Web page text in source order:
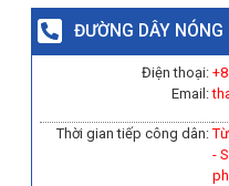
ĐƯỜNG DÂY NÓNG
Điện thoại:
Email:
Thời gian tiếp công dân:
-